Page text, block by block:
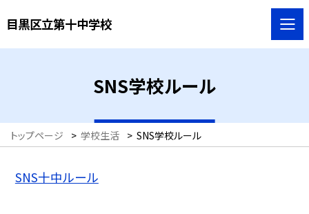
目黒区立第十中学校
SNS学校ルール
トップページ > 学校生活 > SNS学校ルール
SNS十中ルール